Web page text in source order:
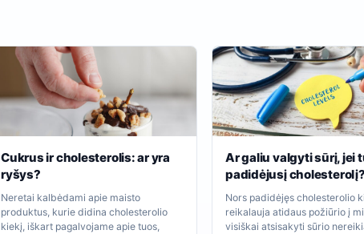
Cukrus ir cholesterolis: ar yra
ryšys?
Neretai kalbėdami apie maisto
produktus, kurie didina cholesterolio
kiekį, iškart pagalvojame apie tuos,
Ar galiu valgyti sūrį, jei
padidėjusį cholesterolį?
Nors padidėjęs cholesterolio
reikalauja atidaus požiūrio į
visiškai atsisakyti sūrio